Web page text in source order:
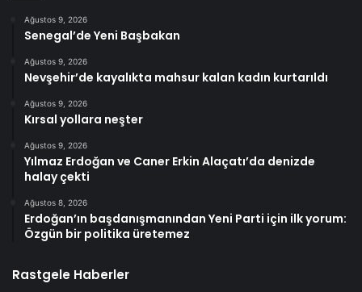
Ağustos 9, 2026
Senegal’de Yeni Başbakan
Ağustos 9, 2026
Nevşehir’de kayalıkta mahsur kalan kadın kurtarıldı
Ağustos 9, 2026
Kırsal yollara neşter
Ağustos 9, 2026
Yılmaz Erdoğan ve Caner Erkin Alaçatı’da denizde
halay çekti
Ağustos 8, 2026
Erdoğan’ın başdanışmanından Yeni Parti için ilk yorum:
Özgün bir politika üretemez
Rastgele Haberler